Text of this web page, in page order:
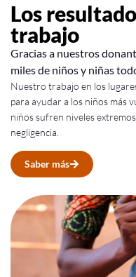
Los
trabajo
Gracias a nuestros
miles de niños y niñas
Nuestro trabajo en los
para ayudar a los niños más
niños sufren niveles
negligencia.
Saber más